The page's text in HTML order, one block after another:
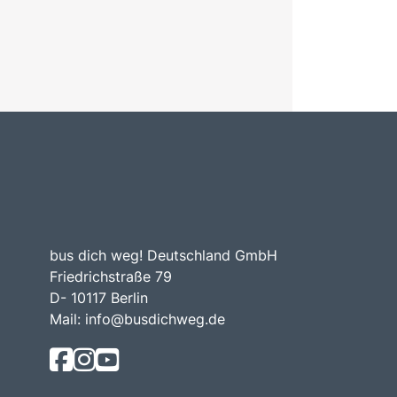
bus dich weg! Deutschland GmbH
Friedrichstraße 79
D- 10117 Berlin
Mail: info@busdichweg.de